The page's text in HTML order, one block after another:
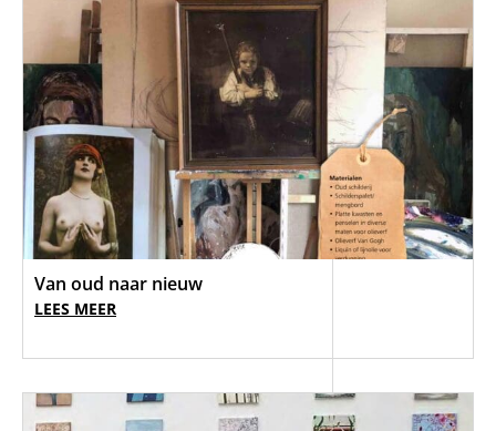
Van oud naar nieuw
LEES MEER